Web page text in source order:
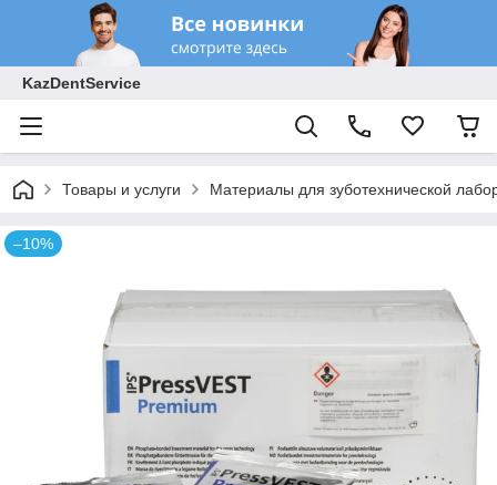
KazDentService
Товары и услуги Материалы для зуботехнической
–10%